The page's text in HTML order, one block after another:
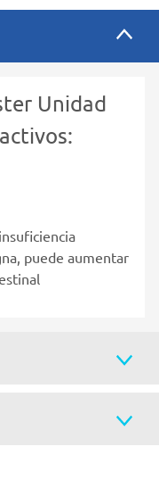
Unidad
puede aumentar